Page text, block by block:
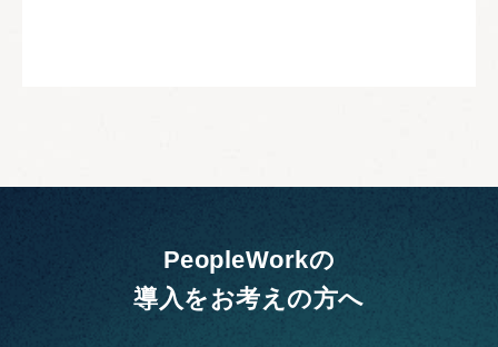
PeopleWorkの
導入をお考えの方へ